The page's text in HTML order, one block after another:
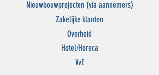
Nieuwbouwprojecten (via aannemers)
Zakelijke klanten
Overheid
Hotel/Horeca
VvE